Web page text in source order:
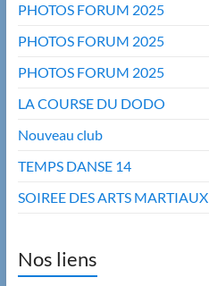
PHOTOS FORUM 2025
PHOTOS FORUM 2025
PHOTOS FORUM 2025
LA COURSE DU DODO
Nouveau club
TEMPS DANSE 14
SOIREE DES ARTS MARTIAUX
Nos liens